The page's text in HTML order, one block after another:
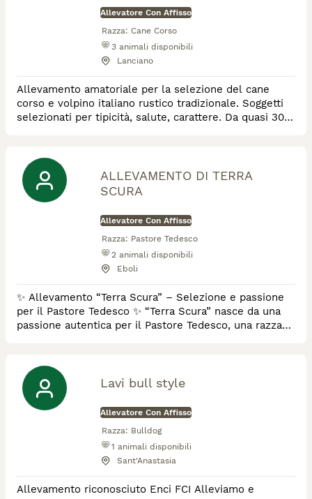
Allevatore Con Affisso
Razza: Cane Corso
3 animali disponibili
Lanciano
Allevamento amatoriale per la selezione del cane
corso e volpino italiano rustico tradizionale. Soggetti
selezionati per tipicità, salute, carattere. Da quasi 30
ALLEVAMENTO DI TERRA
SCURA
Allevatore Con Affisso
Razza: Pastore Tedesco
2 animali disponibili
Eboli
✨ Allevamento “Terra Scura” – Selezione e passione
per il Pastore Tedesco ✨ “Terra Scura” nasce da una
passione autentica per il Pastore Tedesco, una razza
una selezione attenta e consapevole, basata su tre
pilastri fondamentali: 🐾 Salute – scegliamo
riproduttori certificati, esenti dalle prin
Lavi bull style
Allevatore Con Affisso
Razza: Bulldog
1 animali disponibili
Sant'Anastasia
Allevamento riconosciuto Enci FCI Alleviamo e